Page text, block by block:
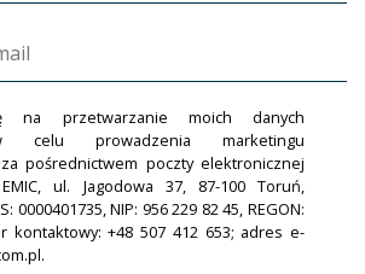
na przetwarzanie moich danych
celu prowadzenia marketingu
pośrednictwem poczty elektronicznej
ul. Jagodowa 37, 87-100 Toruń,
0000401735, NIP: 956 229 82 45, REGON:
kontaktowy: +48 507 412 653; adres e-